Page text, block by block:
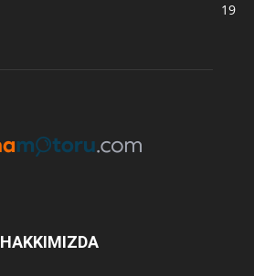
19
HAKKIMIZDA